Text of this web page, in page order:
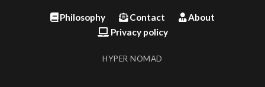
Philosophy Contact
About
Privacy policy
HYPER NOMAD